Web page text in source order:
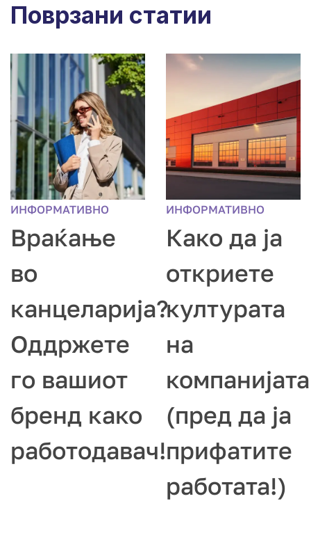
Поврзани статии
ИНФОРМАТИВНО
Враќање
во
канцеларија?
Оддржете
го вашиот
бренд како
работодавач!
ИНФОРМАТИВНО
Како да ја
откриете
културата
на
компанијата
(пред да ја
прифатите
работата!)